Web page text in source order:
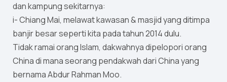
dan kampung sekitarnya:
i- Chiang Mai, melawat kawasan & masjid yang ditimpa
banjir besar seperti kita pada tahun 2014 dulu.
Tidak ramai orang Islam, dakwahnya dipelopori orang
China di mana seorang pendakwah dari China yang
bernama Abdur Rahman Moo.